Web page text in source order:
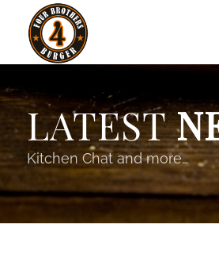
LATEST
Kitchen Chat and more…